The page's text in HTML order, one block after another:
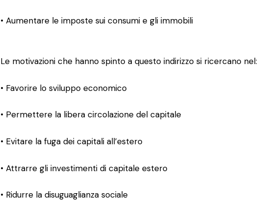
• Aumentare le imposte sui consumi e gli immobili
Le motivazioni che hanno spinto a questo indirizzo si ricercano nel:
• Favorire lo sviluppo economico
• Permettere la libera circolazione del capitale
• Evitare la fuga dei capitali all’estero
• Attrarre gli investimenti di capitale estero
• Ridurre la disuguaglianza sociale